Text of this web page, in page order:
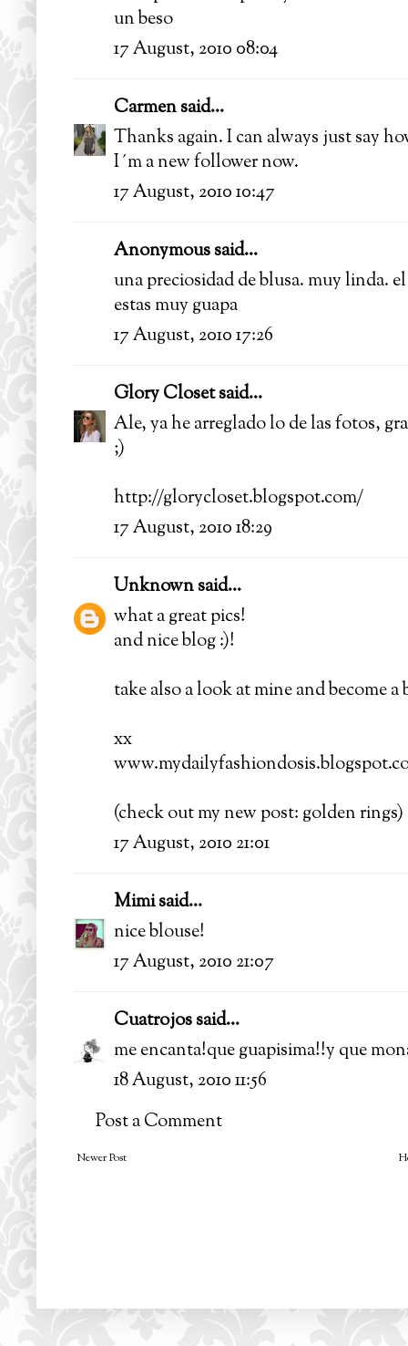
un beso
17 August, 2010 08:04
Carmensaid...
Thanks again. I can always just say
I´m a new follower now.
17 August, 2010 10:47
Anonymous said...
una preciosidad de blusa. muy linda.
estas muy guapa
17 August, 2010 17:26
Glory Closetsaid...
Ale, ya he arreglado lo de las fotos,
;)
http://glorycloset.blogspot.com/
17 August, 2010 18:29
Unknownsaid...
what a great pics!
and nice blog :)!
take also a look at mine and become
xx
(check out my new post: golden rings)
17 August, 2010 21:01
Mimisaid...
nice blouse!
17 August, 2010 21:07
Cuatrojossaid...
me encanta!que guapisima!!y que
18 August, 2010 11:56
Post a Comment
Newer Post